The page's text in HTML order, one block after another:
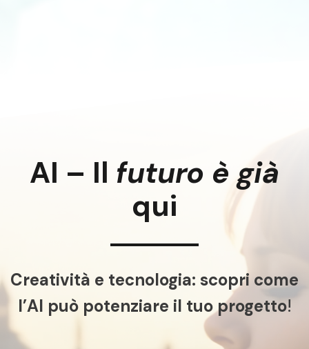
AI – Il futuro è già
qui
Creatività e tecnologia: scopri come
l’AI può potenziare il tuo progetto!